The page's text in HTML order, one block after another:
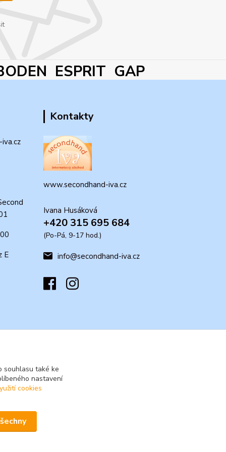
ESPRIT GAP
E
Kontakty
www.secondhand-iva.cz
Ivana Husáková
+420 315 695 684
(Po-Pá, 9-17 hod.)
info@secondhand-iva.cz
souhlasu také ke
nastavení
cookies